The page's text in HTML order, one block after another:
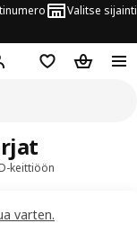
Valitse sijainti
Kirjaudu sisään
Suosikit
keittiöön
varten.